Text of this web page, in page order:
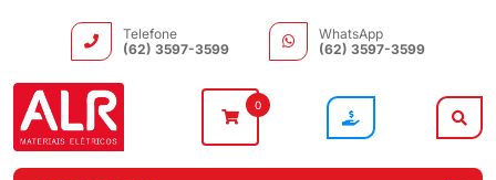
0
Telefone
(62) 3597-3599
WhatsApp
(62) 3597-3599